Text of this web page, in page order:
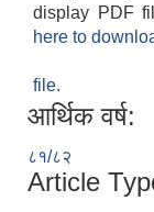
display PDF
here to
file.
आर्थिक वर्ष:
८१/८२
Article